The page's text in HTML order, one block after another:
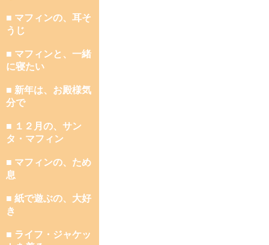
■ マフィンの、耳そ
うじ
■ マフィンと、一緒
に寝たい
■ 新年は、お殿様気
分で
■ １２月の、サン
タ・マフィン
■ マフィンの、ため
息
■ 紙で遊ぶの、大好
き
■ ライフ・ジャケッ